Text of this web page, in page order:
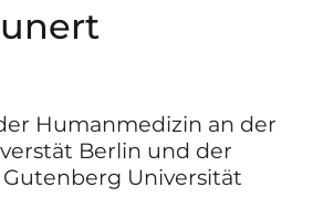
Humanmedizin an der
Berlin und der
Universität